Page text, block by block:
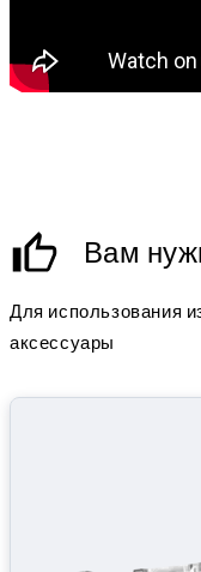
Вам
Для использования
аксессуары